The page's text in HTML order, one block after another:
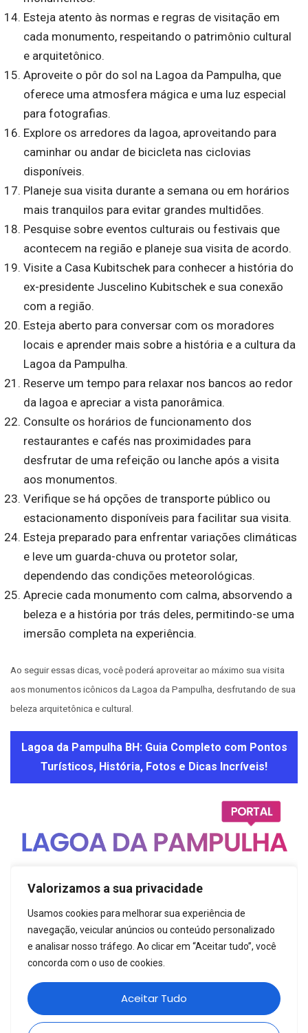
Esteja atento às normas e regras de visitação em
cada monumento, respeitando o patrimônio cultural
e arquitetônico.
Aproveite o pôr do sol na Lagoa da Pampulha, que
oferece uma atmosfera mágica e uma luz especial
para fotografias.
Explore os arredores da lagoa, aproveitando para
caminhar ou andar de bicicleta nas ciclovias
disponíveis.
Planeje sua visita durante a semana ou em horários
mais tranquilos para evitar grandes multidões.
Pesquise sobre eventos culturais ou festivais que
acontecem na região e planeje sua visita de acordo.
Visite a Casa Kubitschek para conhecer a história do
ex-presidente Juscelino Kubitschek e sua conexão
com a região.
Esteja aberto para conversar com os moradores
locais e aprender mais sobre a história e a cultura da
Lagoa da Pampulha.
Reserve um tempo para relaxar nos bancos ao redor
da lagoa e apreciar a vista panorâmica.
Consulte os horários de funcionamento dos
restaurantes e cafés nas proximidades para
desfrutar de uma refeição ou lanche após a visita
aos monumentos.
Verifique se há opções de transporte público ou
estacionamento disponíveis para facilitar sua visita.
Esteja preparado para enfrentar variações climáticas
e leve um guarda-chuva ou protetor solar,
dependendo das condições meteorológicas.
Aprecie cada monumento com calma, absorvendo a
beleza e a história por trás deles, permitindo-se uma
imersão completa na experiência.
Ao seguir essas dicas, você poderá aproveitar ao máximo sua visita
aos monumentos icônicos da Lagoa da Pampulha, desfrutando de sua
beleza arquitetônica e cultural.